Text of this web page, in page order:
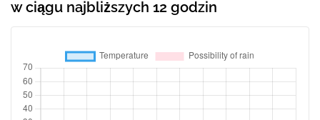
w ciągu najbliższych 12 godzin